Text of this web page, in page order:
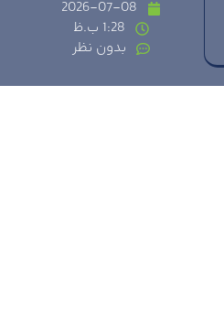
2026-07-08
1:28 ب.ظ
بدون نظر